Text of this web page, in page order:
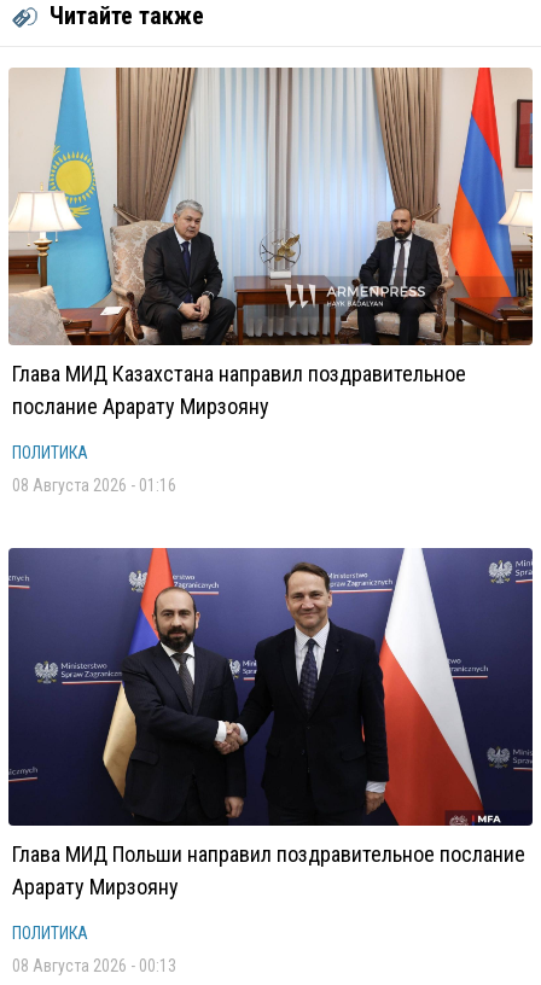
Читайте также
Глава МИД Казахстана направил поздравительное
послание Арарату Мирзояну
ПОЛИТИКА
08 Августа 2026 - 01:16
Глава МИД Польши направил поздравительное послание
Арарату Мирзояну
ПОЛИТИКА
08 Августа 2026 - 00:13